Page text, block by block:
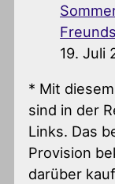
19. Juli
* Mit
sind in der
Links. Das
Provision
darüber